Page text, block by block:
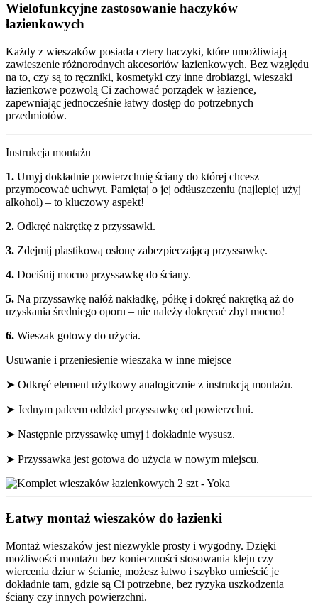
Wielofunkcyjne zastosowanie haczyków
łazienkowych
Każdy z wieszaków posiada cztery haczyki, które umożliwiają
zawieszenie różnorodnych akcesoriów łazienkowych. Bez względu
na to, czy są to ręczniki, kosmetyki czy inne drobiazgi, wieszaki
łazienkowe pozwolą Ci zachować porządek w łazience,
zapewniając jednocześnie łatwy dostęp do potrzebnych
przedmiotów.
Instrukcja montażu
1. Umyj dokładnie powierzchnię ściany do której chcesz
przymocować uchwyt. Pamiętaj o jej odtłuszczeniu (najlepiej użyj
alkohol) – to kluczowy aspekt!
2. Odkręć nakrętkę z przyssawki.
3. Zdejmij plastikową osłonę zabezpieczającą przyssawkę.
4. Dociśnij mocno przyssawkę do ściany.
5. Na przyssawkę nałóż nakładkę, półkę i dokręć nakrętką aż do
uzyskania średniego oporu – nie należy dokręcać zbyt mocno!
6. Wieszak gotowy do użycia.
Usuwanie i przeniesienie wieszaka w inne miejsce
➤ Odkręć element użytkowy analogicznie z instrukcją montażu.
➤ Jednym palcem oddziel przyssawkę od powierzchni.
➤ Następnie przyssawkę umyj i dokładnie wysusz.
➤ Przyssawka jest gotowa do użycia w nowym miejscu.
Łatwy montaż wieszaków do łazienki
Montaż wieszaków jest niezwykle prosty i wygodny. Dzięki
możliwości montażu bez konieczności stosowania kleju czy
wiercenia dziur w ścianie, możesz łatwo i szybko umieścić je
dokładnie tam, gdzie są Ci potrzebne, bez ryzyka uszkodzenia
ściany czy innych powierzchni.